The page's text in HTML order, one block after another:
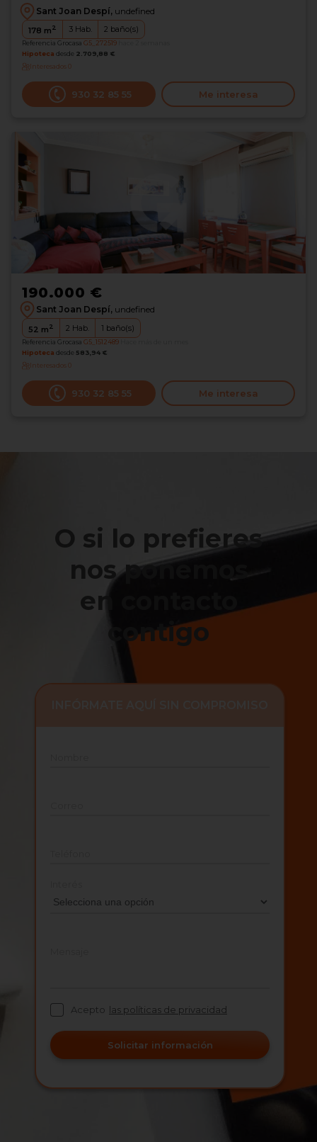
Sant Joan Despí, undefined
178 m2 3 Hab. 2 baño(s)
Referencia Grocasa G5_272519
Hipoteca desde 2.709,88 €
Interesados0
930 32 85 55 Me interesa
190.000 €
Sant Joan Despí, undefined
52 m2 2 Hab. 1 baño(s)
Referencia Grocasa G5_1512489
Hipoteca desde 583,94 €
Interesados0
930 32 85 55 Me interesa
O si lo prefieres
nos ponemos
en contacto
contigo
Acepto las políticas de privacidad
Solicitar información